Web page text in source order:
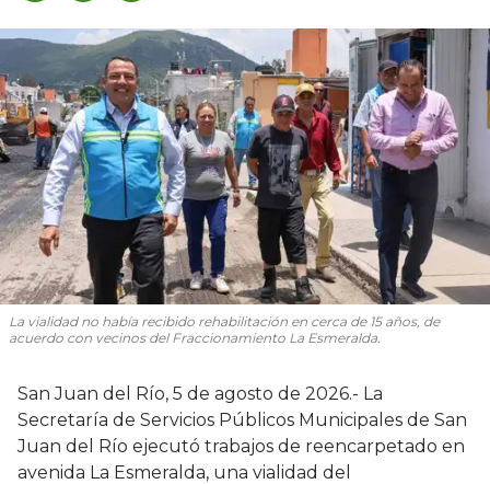
La vialidad no había recibido rehabilitación en cerca de 15 años, de
acuerdo con vecinos del Fraccionamiento La Esmeralda.
San Juan del Río, 5 de agosto de 2026.- La
Secretaría de Servicios Públicos Municipales de San
Juan del Río ejecutó trabajos de reencarpetado en
avenida La Esmeralda, una vialidad del